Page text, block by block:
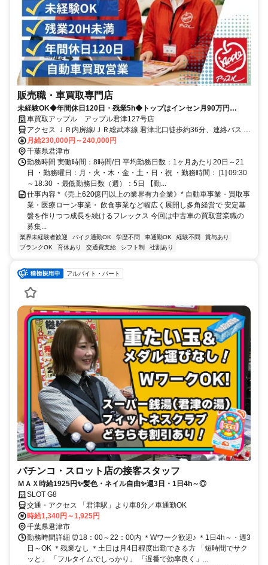
販売職・車買取専門店
未経験OK◆年間休日120日・残業5h◆トップはインセン月90万円
◆100%反響型◆飛込みテレアポノルマなし◆
車買取アップル アップル君津127号店
アクセス ＪＲ内房線/ＪＲ総武本線 君津北口徒歩約36分、連絡バス 君
津北口徒歩約37分
月給230,000円～240,000円
千葉県君津市
勤務時間 実働時間：8時間/日 平均勤務日数：1ヶ月あたり20日～21
日 ・勤務曜日：月・火・木・金・土・日・祝 ・勤務時間： [1] 09:30
～18:30 ・最低勤務日数（週）：5日 【勤...
仕事内容 *《売上620億円以上の業界有力企業》* 自動車事業・買取事
業・医療ローン事業・ 飲食事業など幅広く展開し多角経営で 安定基
盤を作りつつ成長を続けるフレックス 今回は中古車の買取営業職の
募集...
業界未経験者歓迎 バイク通勤OK 学歴不問 車通勤OK 経験不問
賞与あり
ブランクOK
育休あり 交通費支給 シフト制 社割あり
アルバイト・パート
パチンコ・スロット店の接客スタッフ
ＭＡＸ時給1925円✨髪色・ネイル自由✨週3日・1日4h～◎
SLOT G8
交通・アクセス 「君津駅」より車8分／車通勤OK
時給1,340円～1,925円
千葉県君津市
勤務時間詳細 ⏰18：00～22：00内 ＊Wワーク歓迎♪ ＊1日4h～・週3
日～OK ＊残業なし ＊土日は月4日程度出勤できる方 「短時間でサク
ッと」 「フルタイムでしっかり」 「遅番で効率良く」...